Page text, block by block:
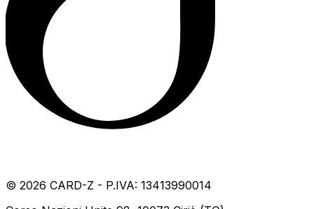
© 2026 CARD-Z - P.IVA: 13413990014